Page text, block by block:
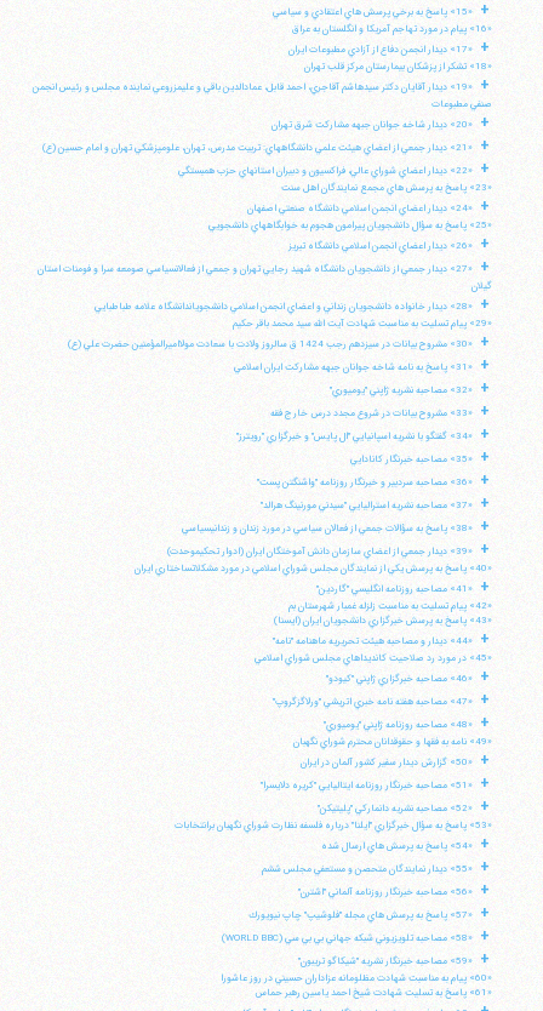
+
«15» پاسخ به برخي پرسش هاي اعتقادي و سياسي
«16» پيام در مورد تهاجم آمريكا و انگلستان به عراق
+
«17» ديدار انجمن دفاع از آزادي مطبوعات ايران
«18» تشكر از پزشكان بيمارستان مركز قلب تهران
+
«19» ديدار آقايان دكتر سيدهاشم آقاجري، احمد قابل، عمادالدين باقي و عليمزروعي نماينده مجلس و رئيس انجمن
صنفي مطبوعات
+ «20» ديدار شاخه جوانان جبهه مشاركت شرق تهران
+ «21» ديدار جمعي از اعضاي هيئت علمي دانشگاههاي: تربيت مدرس، تهران، علومپزشكي تهران و امام حسين (ع)
+
«22» ديدار اعضاي شوراي عالي، فراكسيون و دبيران استانهاي حزب همبستگي
«23» پاسخ به پرسش هاي مجمع نمايندگان اهل سنت
+
«24» ديدار اعضاي انجمن اسلامي دانشگاه صنعتي اصفهان
«25» پاسخ به سؤال دانشجويان پيرامون هجوم به خوابگاههاي دانشجويي
+ «26» ديدار اعضاي انجمن اسلامي دانشگاه تبريز
+
«27» ديدار جمعي از دانشجويان دانشگاه شهيد رجايي تهران و جمعي از فعالانسياسي صومعه سرا و فومنات استان
گيلان
+
«28» ديدار خانواده دانشجويان زنداني و اعضاي انجمن اسلامي دانشجوياندانشگاه علامه طباطبايي
«29» پيام تسليت به مناسبت شهادت آيت الله سيد محمد باقر حكيم
+ «30» مشروح بيانات در سيزدهم رجب 1424 ق سالروز ولادت با سعادت مولااميرالمؤمنين حضرت علي (ع)
+ «31» پاسخ به نامه شاخه جوانان جبهه مشاركت ايران اسلامي
+ «32» مصاحبه نشريه ژاپني "يوميوري"
+ «33» مشروح بيانات در شروع مجدد درس خارج فقه
+ «34» گفتگو با نشريه اسپانيايي "ال پايس" و خبرگزاري "رويترز"
+ «35» مصاحبه خبرنگار كانادايي
+ «36» مصاحبه سردبير و خبرنگار روزنامه "واشنگتن پست"
+ «37» مصاحبه نشريه استراليايي "سيدني مورنينگ هرالد"
+ «38» پاسخ به سؤالات جمعي از فعالان سياسي در مورد زندان و زندانيسياسي
+
«39» ديدار جمعي از اعضاي سازمان دانش آموختگان ايران (ادوار تحكيموحدت)
«40» پاسخ به پرسش يكي از نمايندگان مجلس شوراي اسلامي در مورد مشكلاتساختاري ايران
+
«41» مصاحبه روزنامه انگليسي "گاردين"
«42» پيام تسليت به مناسبت زلزله غمبار شهرستان بم
«43» پاسخ به پرسش خبرگزاري دانشجويان ايران (ايسنا)
+
«44» ديدار و مصاحبه هيئت تحريريه ماهنامه "نامه"
«45» در مورد رد صلاحيت كانديداهاي مجلس شوراي اسلامي
+ «46» مصاحبه خبرگزاري ژاپني "كيودو"
+ «47» مصاحبه هفته نامه خبري اتريشي "ورلاگزگروپ"
+
«48» مصاحبه روزنامه ژاپني "يوميوري"
«49» نامه به فقها و حقوقدانان محترم شوراي نگهبان
+ «50» گزارش ديدار سفير كشور آلمان در ايران
+ «51» مصاحبه خبرنگار روزنامه ايتاليايي "كريره دلايسرا"
+
«52» مصاحبه نشريه دانماركي "پليتيكن"
«53» پاسخ به سؤال خبرگزاري "ايلنا" درباره فلسفه نظارت شوراي نگهبان برانتخابات
+ «54» پاسخ به پرسش هاي ارسال شده
+ «55» ديدار نمايندگان متحصن و مستعفي مجلس ششم
+ «56» مصاحبه خبرنگار روزنامه آلماني "اشترن"
+ «57» پاسخ به پرسش هاي مجله "فلوشيپ" چاپ نيويورك
+ «58» مصاحبه تلويزيوني شبكه جهاني بي بي سي (WORLD BBC)
+
«59» مصاحبه خبرنگار نشريه "شيكاگو تريبون"
«60» پيام به مناسبت شهادت مظلومانه عزاداران حسيني در روز عاشورا
«61» پاسخ به تسليت شهادت شيخ احمد ياسين رهبر حماس
آیت‌الله منتظری
وب سایت رسمی آیت‌الله منتظری
ایران، ،میدان مصلّی، بلوار شهید محمّد منتظری، كوچه
شماره ٨
کد پستی: 3713744381
تلفن 37740011-25-98+ تا 14
فکس37740015-25-98+